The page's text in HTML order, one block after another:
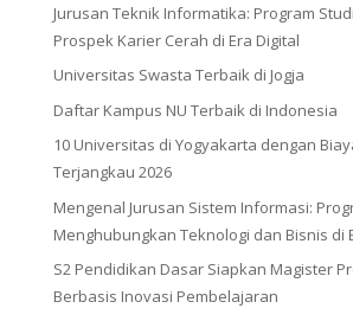
Jurusan Teknik Informatika: Program
Prospek Karier Cerah di Era Digital
Universitas Swasta Terbaik di Jogja
Daftar Kampus NU Terbaik di Indonesia
10 Universitas di Yogyakarta dengan
Terjangkau 2026
Mengenal Jurusan Sistem Informasi:
Menghubungkan Teknologi dan Bisnis di
S2 Pendidikan Dasar Siapkan Magister
Berbasis Inovasi Pembelajaran